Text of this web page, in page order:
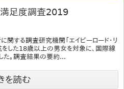
満足度調査2019
関する調査研究機関「エイビーロード・リ
をした18歳以上の男女を対象に、国際線
た。調査結果の要約...
を読む